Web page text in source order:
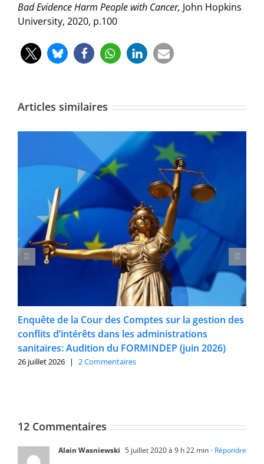
Bad Evidence Harm People with Cancer, John Hopkins
University, 2020, p.100
Articles similaires
Enquête de la Cour des Comptes sur la gestion des
conflits d’intérêts dans les administrations
sanitaires: Audition du FORMINDEP (juin 2026)
26 juillet 2026 | 2 Commentaires
12 Commentaires
Alain Wasniewski 5 juillet 2020 à 9 h 22 min- Répondre